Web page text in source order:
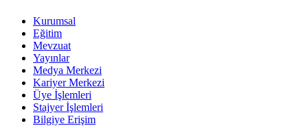
Kurumsal
Eğitim
Mevzuat
Yayınlar
Medya Merkezi
Kariyer Merkezi
Üye İşlemleri
Stajyer İşlemleri
Bilgiye Erişim